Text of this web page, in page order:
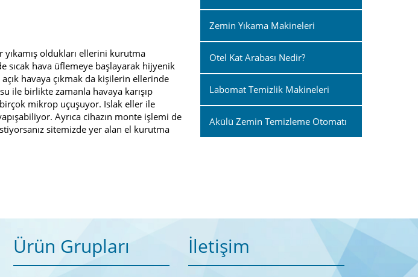
yıkamış oldukları ellerini kurutma
sıcak hava üflemeye başlayarak hijyenik
havaya çıkmak da kişilerin ellerinde
ile birlikte zamanla havaya karışıp
mikrop uçuşuyor. Islak eller ile
Ayrıca cihazın monte işlemi de
sitemizde yer alan el kurutma
Zemin Yıkama Makineleri
Otel Kat Arabası Nedir?
Labomat Temizlik Makineleri
Akülü Zemin Temizleme Otomatı
Ürün Grupları İletişim